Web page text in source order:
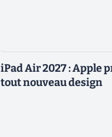
iPad Air 2027 : Apple
tout nouveau design